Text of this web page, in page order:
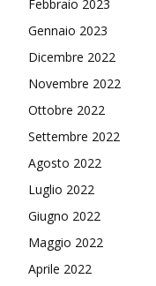
Febbraio 2023
Gennaio 2023
Dicembre 2022
Novembre 2022
Ottobre 2022
Settembre 2022
Agosto 2022
Luglio 2022
Giugno 2022
Maggio 2022
Aprile 2022